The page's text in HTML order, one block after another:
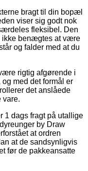
bragt til din bopæl
viser sig godt nok
fleksibel. Den
ikke benægtes at være
og falder med at du
rigtig afgørende i
med det formål er
det anslåede
vare.
1 dags fragt på utallige
by Draw
at ordren
at de sandsynligvis
før de pakkeansatte